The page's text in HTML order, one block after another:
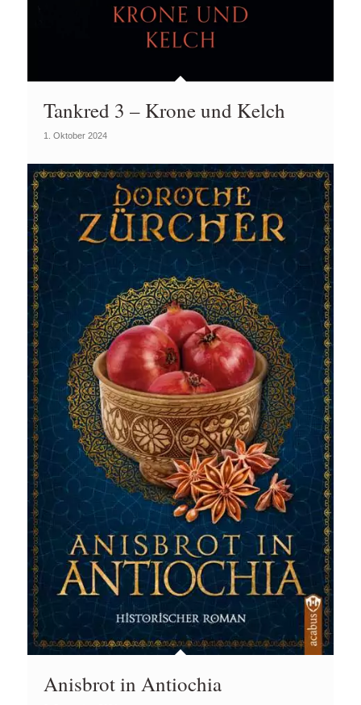
Tankred 3 – Krone und Kelch
1. Oktober 2024
Anisbrot in Antiochia